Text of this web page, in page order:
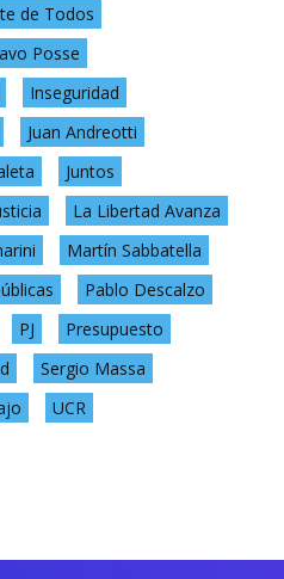
de Todos
Posse
Inseguridad
Juan Andreotti
Juntos
La Libertad Avanza
Martín Sabbatella
Pablo Descalzo
PJ
Presupuesto
Sergio Massa
UCR